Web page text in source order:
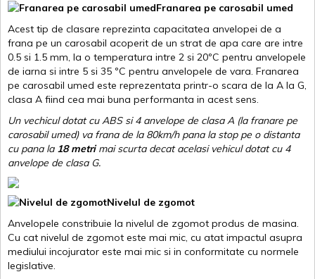
Franarea pe carosabil umed
Acest tip de clasare reprezinta capacitatea anvelopei de a
frana pe un carosabil acoperit de un strat de apa care are intre
0.5 si 1.5 mm, la o temperatura intre 2 si 20ºC pentru anvelopele
de iarna si intre 5 si 35 ºC pentru anvelopele de vara. Franarea
pe carosabil umed este reprezentata printr-o scara de la A la G,
clasa A fiind cea mai buna performanta in acest sens.
Un vechicul dotat cu ABS si 4 anvelope de clasa A (la franare pe
carosabil umed) va frana de la 80km/h pana la stop pe o distanta
cu pana la 18 metrimai scurta decat acelasi vehicul dotat cu 4
anvelope de clasa G.
Nivelul de zgomot
Anvelopele constribuie la nivelul de zgomot produs de masina.
Cu cat nivelul de zgomot este mai mic, cu atat impactul asupra
mediului incojurator este mai mic si in conformitate cu normele
legislative.